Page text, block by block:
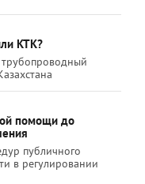
КТК?
помощи до
публичного
в регулировании